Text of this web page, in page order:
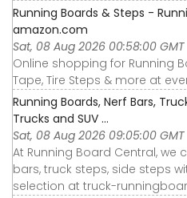
Running Boards & Steps -
amazon.com
Sat, 08 Aug 2026 00:58:00 GMT
Online shopping for Running
Tape, Tire Steps & more at
Running Boards, Nerf Bars,
Trucks and SUV ...
Sat, 08 Aug 2026 09:05:00 GMT
At Running Board Central, we
bars, truck steps, side steps
selection at truck-